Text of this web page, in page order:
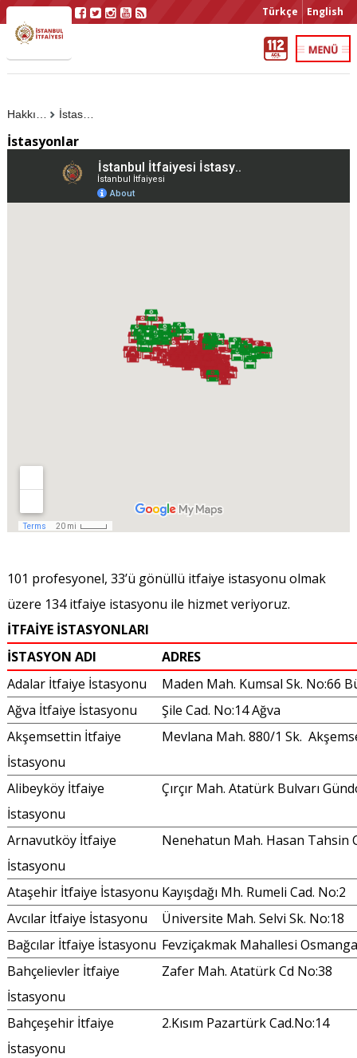
Türkçe English
İstasyonlar
İstasyonlar
101 profesyonel, 33’ü gönüllü itfaiye istasyonu olmak
üzere 134 itfaiye istasyonu ile hizmet veriyoruz.
İTFAİYE İSTASYONLARI
İSTASYON ADI
ADRES
Adalar İtfaiye İstasyonu
Maden Mah. Kumsal Sk. No:66
Ağva İtfaiye İstasyonu
Şile Cad. No:14 Ağva
Akşemsettin İtfaiye
İstasyonu
Mevlana Mah. 880/1 Sk.
Alibeyköy İtfaiye
İstasyonu
Çırçır Mah. Atatürk Bulvarı
Arnavutköy İtfaiye
İstasyonu
Nenehatun Mah. Hasan Tahsin
Ataşehir İtfaiye İstasyonu Kayışdağı Mh. Rumeli Cad. No:2
Avcılar İtfaiye İstasyonu
Üniversite Mah. Selvi Sk. No:18
Bağcılar İtfaiye İstasyonu Fevziçakmak Mahallesi
Bahçelievler İtfaiye
İstasyonu
Zafer Mah. Atatürk Cd No:38
Bahçeşehir İtfaiye
İstasyonu
2.Kısım Pazartürk Cad.No:14